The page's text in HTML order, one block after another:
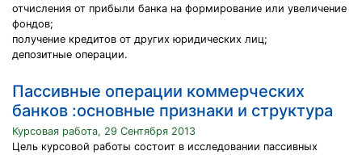
отчисления от прибыли банка на формирование или увеличение
фондов;
получение кредитов от других юридических лиц;
депозитные операции.
Пассивные операции коммерческих
банков :основные признаки и структура
Курсовая работа, 29 Сентября 2013
Цель курсовой работы состоит в исследовании пассивных